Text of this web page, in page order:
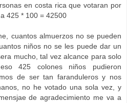
en costa rica que votaran por
425 * 100 = 42500
cuantos almuerzos no se pueden
niños no se les puede dar un
mucho, tal vez alcance para solo
425 colones niños pudieron
de ser tan faranduleros y nos
no he votado una sola vez, y
de agradecimiento me va a